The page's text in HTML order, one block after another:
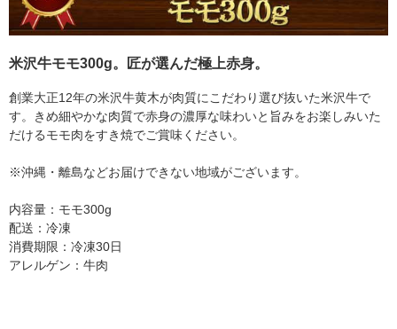
米沢牛モモ300g。匠が選んだ極上赤身。
創業大正12年の米沢牛黄木が肉質にこだわり選び抜いた米沢牛で
す。きめ細やかな肉質で赤身の濃厚な味わいと旨みをお楽しみいた
だけるモモ肉をすき焼でご賞味ください。
※沖縄・離島などお届けできない地域がございます。
内容量：モモ300g
配送：冷凍
消費期限：冷凍30日
アレルゲン：牛肉